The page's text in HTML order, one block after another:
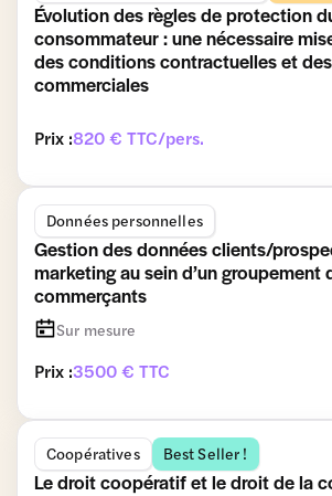
Évolution des règles de protection
consommateur : une nécessaire
des conditions contractuelles et
commerciales
Prix :820 € TTC/pers.
Données personnelles
Gestion des données clients/
marketing au sein d’un groupement
commerçants
Sur mesure
Prix :3500 € TTC
Coopératives Best Seller !
Le droit coopératif et le droit de la